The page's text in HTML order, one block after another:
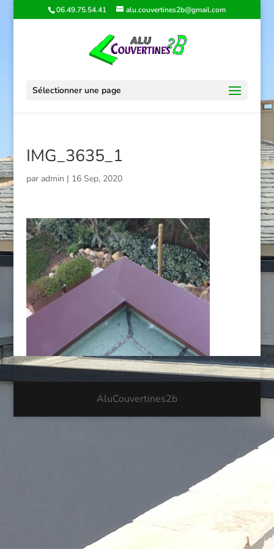
06.49.75.54.41 alu.couvertines2b@gmail.com
Sélectionner une page
IMG_3635_1
par admin | 16 Sep, 2020
AluCouvertines2b